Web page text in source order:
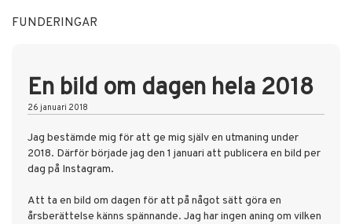
FUNDERINGAR
En bild om dagen hela 2018
26 januari 2018
Jag bestämde mig för att ge mig själv en utmaning under
2018. Därför började jag den 1 januari att publicera en bild per
dag på Instagram.
Att ta en bild om dagen för att på något sätt göra en
årsberättelse känns spännande. Jag har ingen aning om vilken